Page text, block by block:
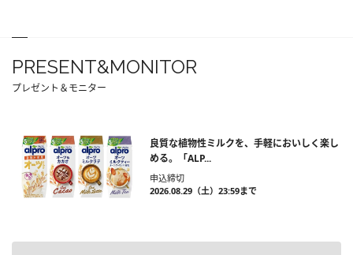
PRESENT&MONITOR
プレゼント＆モニター
良質な植物性ミルクを、手軽においしく楽し
める。「ALP...
申込締切
2026.08.29（土）23:59まで